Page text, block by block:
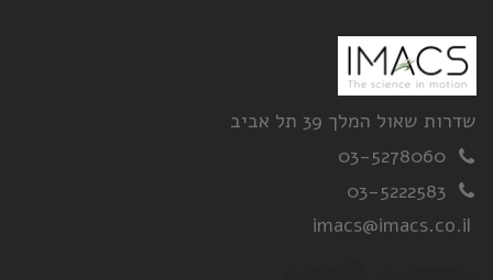
שאול המלך 39 תל אביב
03-5278060
03-5222583